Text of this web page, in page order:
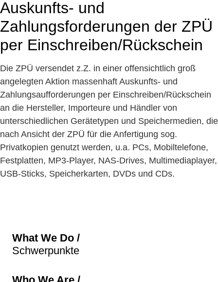
Auskunfts- und
Zahlungsforderungen der ZPÜ
per Einschreiben/Rückschein
Die ZPÜ versendet z.Z. in einer offensichtlich groß
angelegten Aktion massenhaft Auskunfts- und
Zahlungsaufforderungen per Einschreiben/Rückschein
an die Hersteller, Importeure und Händler von
unterschiedlichen Gerätetypen und Speichermedien, die
nach Ansicht der ZPÜ für die Anfertigung sog.
Privatkopien genutzt werden, u.a. PCs, Mobiltelefone,
Festplatten, MP3-Player, NAS-Drives, Multimediaplayer,
USB-Sticks, Speicherkarten, DVDs und CDs.
What We Do /
Schwerpunkte